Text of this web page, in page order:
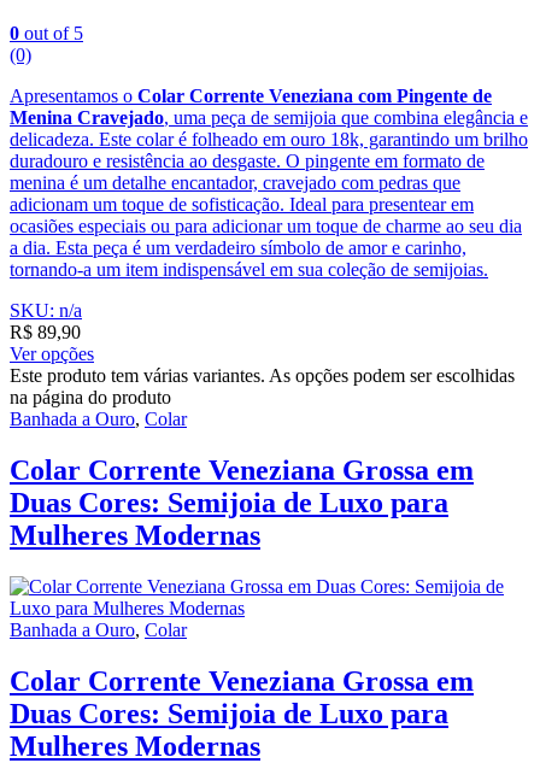
0 out of 5
(0)
Apresentamos o Colar Corrente Veneziana com Pingente de
Menina Cravejado, uma peça de semijoia que combina elegância e
delicadeza. Este colar é folheado em ouro 18k, garantindo um brilho
duradouro e resistência ao desgaste. O pingente em formato de
menina é um detalhe encantador, cravejado com pedras que
adicionam um toque de sofisticação. Ideal para presentear em
ocasiões especiais ou para adicionar um toque de charme ao seu dia
a dia. Esta peça é um verdadeiro símbolo de amor e carinho,
tornando-a um item indispensável em sua coleção de semijoias.
SKU: n/a
R$ 89,90
Ver opções
Este produto tem várias variantes. As opções podem ser escolhidas
na página do produto
Banhada a Ouro, Colar
Colar Corrente Veneziana Grossa em
Duas Cores: Semijoia de Luxo para
Mulheres Modernas
Banhada a Ouro, Colar
Colar Corrente Veneziana Grossa em
Duas Cores: Semijoia de Luxo para
Mulheres Modernas